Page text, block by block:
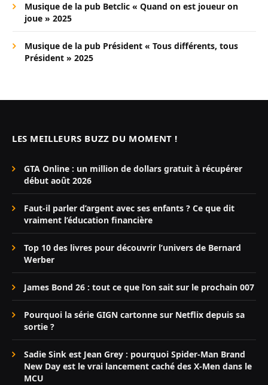
Musique de la pub Betclic « Quand on est joueur on
joue » 2025
Musique de la pub Président « Tous différents, tous
Président » 2025
LES MEILLEURS BUZZ DU MOMENT !
GTA Online : un million de dollars gratuit à récupérer
début août 2026
Faut-il parler d’argent avec ses enfants ? Ce que dit
vraiment l’éducation financière
Top 10 des livres pour découvrir l’univers de Bernard
Werber
James Bond 26 : tout ce que l’on sait sur le prochain 007
Pourquoi la série GIGN cartonne sur Netflix depuis sa
sortie ?
Sadie Sink est Jean Grey : pourquoi Spider-Man Brand
New Day est le vrai lancement caché des X-Men dans le
MCU